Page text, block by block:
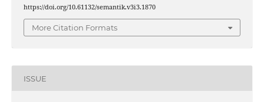
https://doi.org/10.61132/semantik.v3i3.1870
More Citation Formats
ISSUE